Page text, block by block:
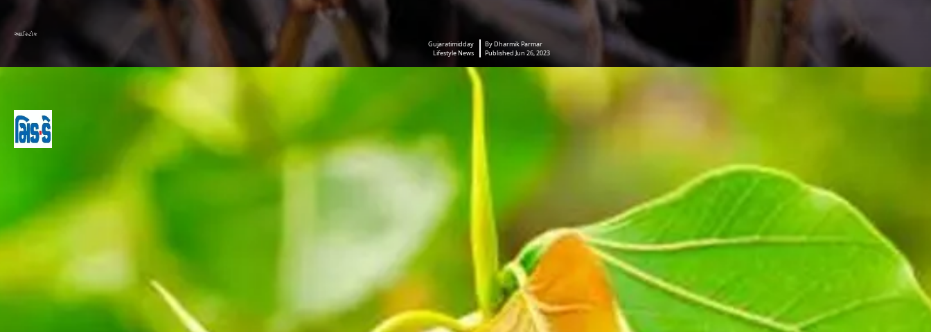
આઈસ્ટોક
Gujaratimidday
Lifestyle News
By Dharmik Parmar
Published Jun 26, 2023